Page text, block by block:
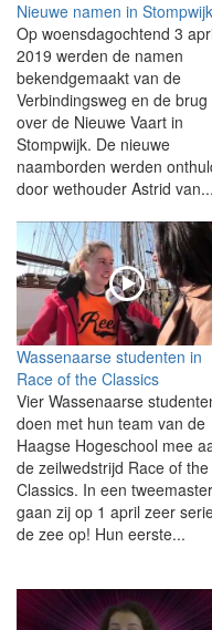
Nieuwe namen in Stompwijk
Op woensdagochtend 3
2019 werden de namen
bekendgemaakt van de
Verbindingsweg en de brug
over de Nieuwe Vaart in
Stompwijk. De nieuwe
naamborden werden
door wethouder Astrid van...
Wassenaarse studenten in
Race of the Classics
Vier Wassenaarse
doen met hun team van de
Haagse Hogeschool mee
de zeilwedstrijd Race of the
Classics. In een tweemaster
gaan zij op 1 april zeer
de zee op! Hun eerste...